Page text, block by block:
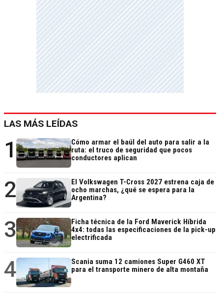
LAS MÁS LEÍDAS
1
Cómo armar el baúl del auto para salir a la
ruta: el truco de seguridad que pocos
conductores aplican
2
El Volkswagen T-Cross 2027 estrena caja de
ocho marchas, ¿qué se espera para la
Argentina?
3
Ficha técnica de la Ford Maverick Híbrida
4x4: todas las especificaciones de la pick-up
electrificada
4
Scania suma 12 camiones Super G460 XT
para el transporte minero de alta montaña